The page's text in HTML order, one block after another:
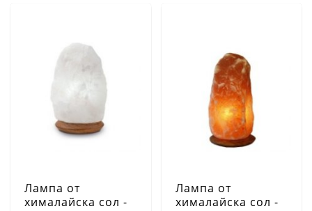
Лампа от
хималайска сол -
Лампа от
хималайска сол -